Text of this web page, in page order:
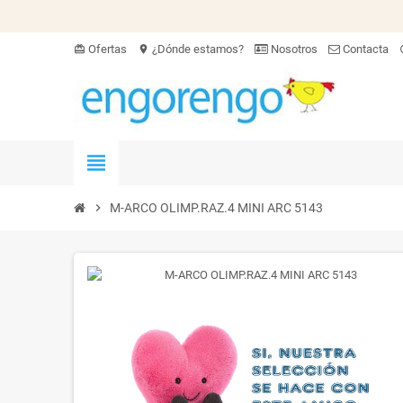
card_giftcard Ofertas location_on ¿Dónde estamos? Nosotros Contacta
view_headline
chevron_right M-ARCO OLIMP.RAZ.4 MINI ARC 5143